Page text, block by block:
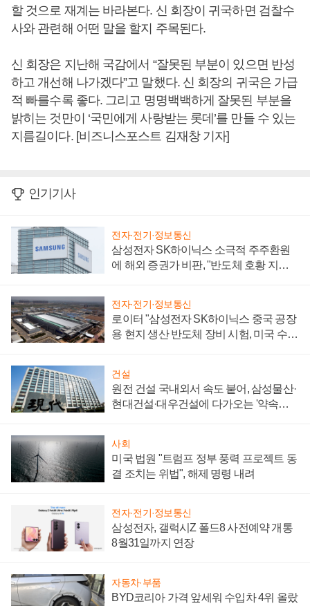
할 것으로 재계는 바라본다. 신 회장이 귀국하면 검찰수
사와 관련해 어떤 말을 할지 주목된다.
신 회장은 지난해 국감에서 “잘못된 부분이 있으면 반성
하고 개선해 나가겠다”고 말했다. 신 회장의 귀국은 가급
적 빠를수록 좋다. 그리고 명명백백하게 잘못된 부분을
밝히는 것만이 ‘국민에게 사랑받는 롯데’를 만들 수 있는
지름길이다. [비즈니스포스트 김재창 기자]
인기기사
전자·전기·정보통신
삼성전자 SK하이닉스 소극적 주주환원
에 해외 증권가 비판, "반도체 호황 지속
전자·전기·정보통신
로이터 "삼성전자 SK하이닉스 중국 공장
용 현지 생산 반도체 장비 시험, 미국 수출
건설
원전 건설 국내외서 속도 붙어, 삼성물산·
현대건설·대우건설에 다가오는 '약속의
사회
미국 법원 "트럼프 정부 풍력 프로젝트 동
결 조치는 위법", 해제 명령 내려
전자·전기·정보통신
삼성전자, 갤럭시Z 폴드8 사전예약 개통
8월31일까지 연장
자동차·부품
BYD코리아 가격 앞세워 수입차 4위 올랐